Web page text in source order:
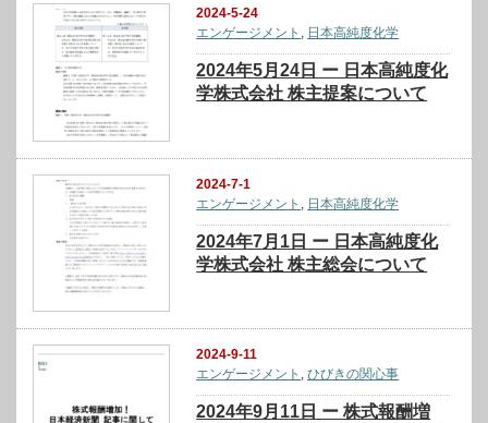
2024-5-24
エンゲージメント , 日本高純度化学
2024年5月24日 ー 日本高純度化
学株式会社 株主提案について
2024-7-1
エンゲージメント
日本高純度化学
2024年7月1日 ー 日本高純度化
学株式会社 株主総会について
2024-9-11
エンゲージメント ,ひびきの関心事
2024年9月11日 ー 株式報酬増